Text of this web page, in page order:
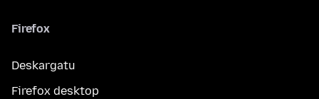
Firefox
Deskargatu
Firefox desktop